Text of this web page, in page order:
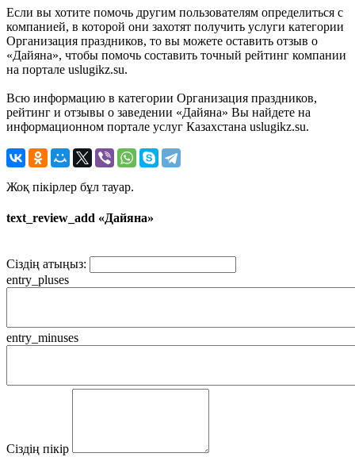
Если вы хотите помочь другим пользователям определиться с
компанией, в которой они захотят получить услуги категории
Организация праздников, то вы можете оставить отзыв о
«Дайяна», чтобы помочь составить точный рейтинг компании
на портале uslugikz.su.
Всю информацию в категории Организация праздников,
рейтинг и отзывы о заведении «Дайяна» Вы найдете на
информационном портале услуг Казахстана uslugikz.su.
Жоқ пікірлер бұл тауар.
text_review_add «Дайяна»
Сіздің атыңыз:
entry_pluses
entry_minuses
Сіздің пікір